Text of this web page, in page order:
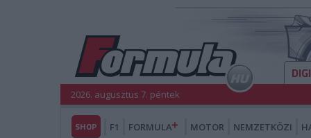
2026. augusztus 7. péntek
SHOP F1 FORMULA MOTOR NEMZETKÖZI